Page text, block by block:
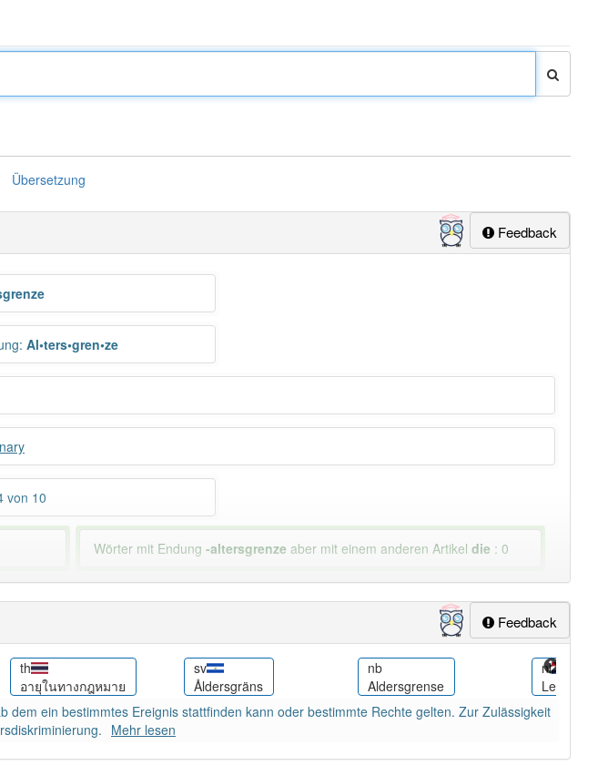
Übersetzung
Feedback
: Al•ters•gren•ze
von 10
Wörter mit Endung-altersgrenze aber mit einem anderen Artikeldie : 0
Feedback
th
อายุในทางกฎหมาย
sv
Åldersgräns
nb
Aldersgrense
nl
ein bestimmtes Ereignis stattfinden kann oder bestimmte Rechte gelten. Zur Zulässigkeit
Mehr lesen